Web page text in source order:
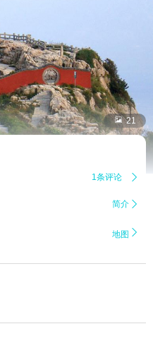
 21
1条评论 
简介 
地图 